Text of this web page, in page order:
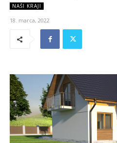
NAŠI KRAJI
18. marca, 2022